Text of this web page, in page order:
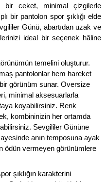
bir ceket, minimal çizgilerle
bir pantolon spor şıklığı elde
Günü, abartıdan uzak ve
ideal bir seçenek hâline
temelini oluşturur.
pantolonlar hem hareket
görünüm sunar. Oversize
minimal aksesuarlarla
koyabilirsiniz. Renk
kombininizin her ortamda
Sevgililer Gününe
anın temposuna ayak
ödün vermeyen görünümlere
şıklığın karakterini